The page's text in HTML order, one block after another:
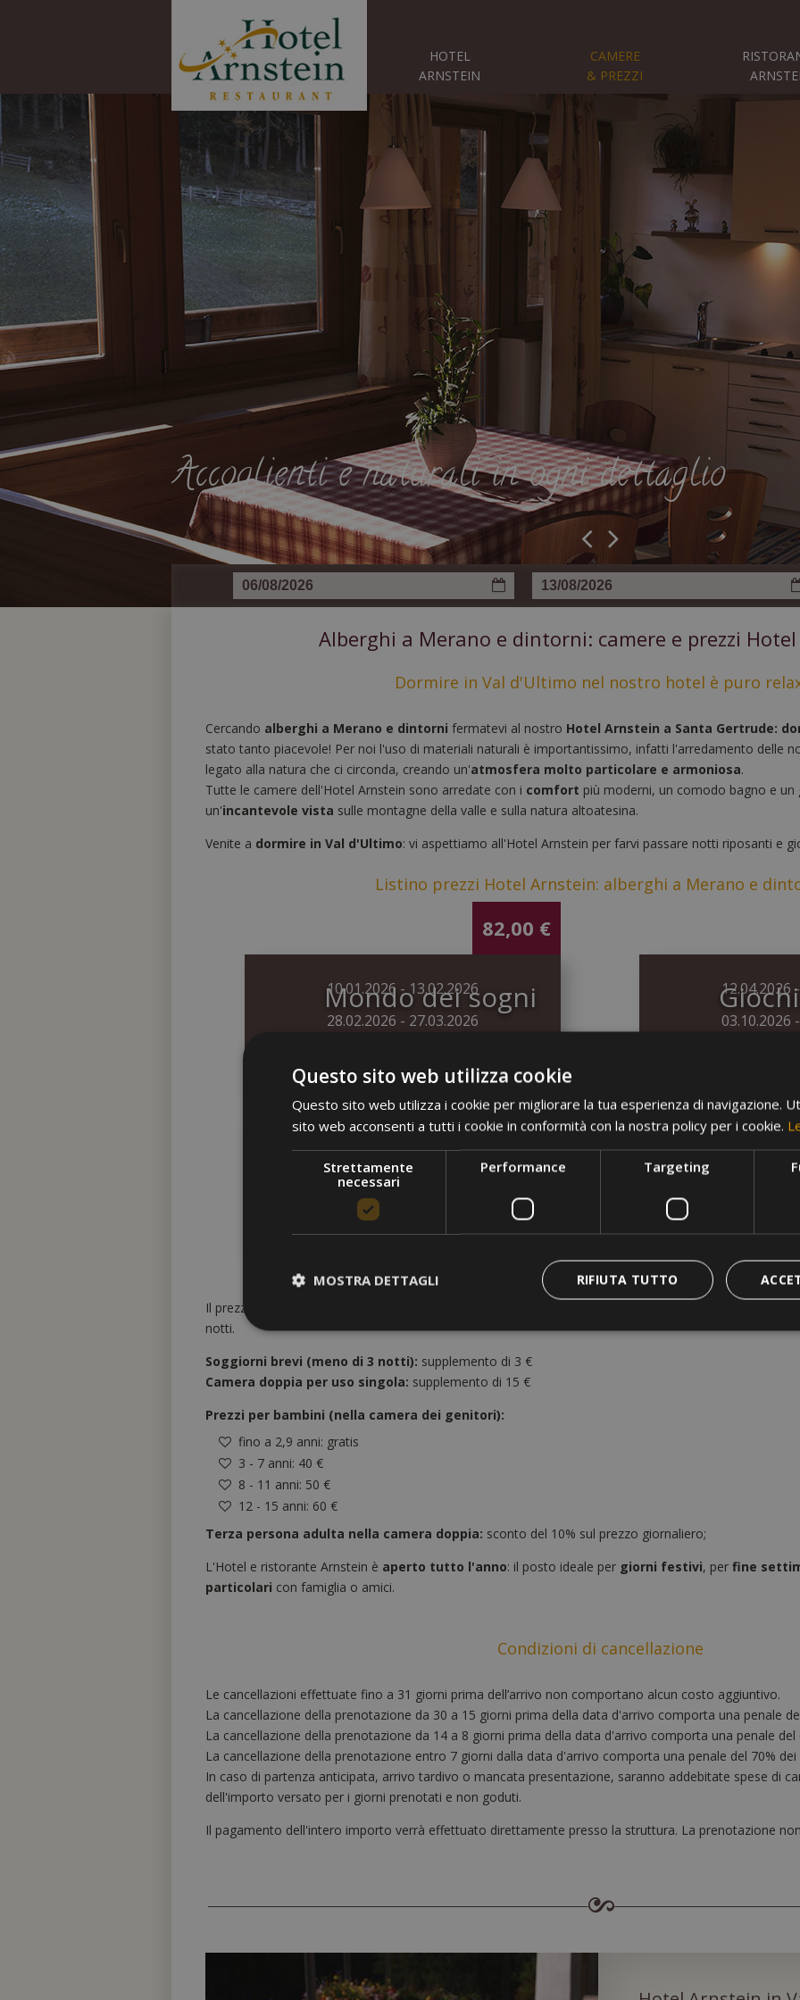
HOTEL
ARNSTEIN
CAMERE
& PREZZI
Accoglienti e naturali in ogni dettaglio
Alberghi a Merano e dintorni: camere e prezzi
Dormire in Val d'Ultimo nel nostro hotel è puro
Cercando alberghi a Merano e dintorni fermatevi al nostro Hotel Arnstein a Santa Gertrude:
stato tanto piacevole! Per noi l'uso di materiali naturali è importantissimo, infatti l'arredamento delle
legato alla natura che ci circonda, creando un'atmosfera molto particolare e armoniosa.
Tutte le camere dell'Hotel Arnstein sono arredate con i comfort più moderni, un comodo bagno e un
un'incantevole vista sulle montagne della valle e sulla natura altoatesina.
Venite a dormire in Val d'Ultimo: vi aspettiamo all'Hotel Arnstein per farvi passare notti riposanti e
Listino prezzi Hotel Arnstein: alberghi a Merano e
Mondo dei sogni
82,00 €
10.01.2026 - 13.02.2026
28.02.2026 - 27.03.2026
12.04.2026
03.10.2026
Tempo delle luci
94,00 €
28.03.2026 - 11.04.2026
04.07.2026 - 18.09.2026
19.12.2026 - 08.01.2027
14.02.2026
19.09.2026
Il prezzo è valido per giorno e persona incluso la mezza pensione (buffet di colazione e menu serale)
notti.
Soggiorni brevi (meno di 3 notti): supplemento di 3 €
Camera doppia per uso singola: supplemento di 15 €
Prezzi per bambini (nella camera dei genitori):
fino a 2,9 anni: gratis
3 - 7 anni: 40 €
8 - 11 anni: 50 €
12 - 15 anni: 60 €
Terza persona adulta nella camera doppia: sconto del 10% sul prezzo giornaliero;
L'Hotel e ristorante Arnstein è aperto tutto l'anno: il posto ideale per giorni festivi, per fine
particolari con famiglia o amici.
Condizioni di cancellazione
Le cancellazioni effettuate fino a 31 giorni prima dell’arrivo non comportano alcun costo aggiuntivo.
La cancellazione della prenotazione da 30 a 15 giorni prima della data d'arrivo comporta una penale
La cancellazione della prenotazione da 14 a 8 giorni prima della data d'arrivo comporta una penale del
La cancellazione della prenotazione entro 7 giorni dalla data d'arrivo comporta una penale del 70%
In caso di partenza anticipata, arrivo tardivo o mancata presentazione, saranno addebitate spese di
dell'importo versato per i giorni prenotati e non goduti.
Il pagamento dell'intero importo verrà effettuato direttamente presso la struttura. La prenotazione
Questo sito web utilizza cookie
Questo sito web utilizza i cookie per migliorare la tua esperienza di navigazione.
sito web acconsenti a tutti i cookie in conformità con la nostra policy per i cookie.
Strettamente
necessari
Performance Targeting
RIFIUTA TUTTO
MOSTRA DETTAGLI